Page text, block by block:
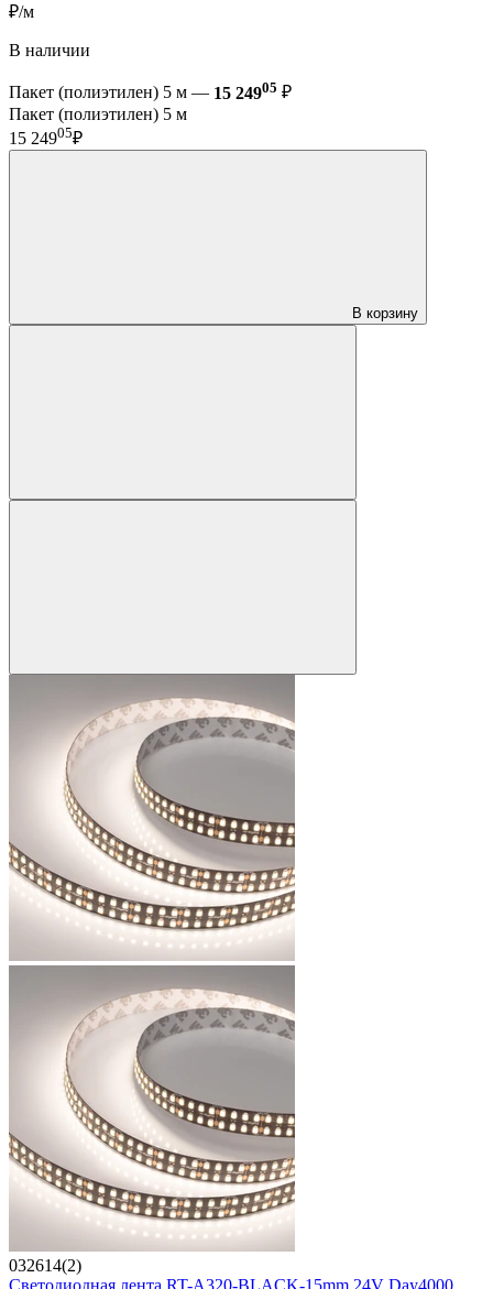
₽/м
В наличии
Пакет (полиэтилен) 5 м — 15 24905 ₽
Пакет (полиэтилен) 5 м
15 24905₽
В корзину
032614(2)
Светодиодная лента RT-A320-BLACK-15mm 24V Day4000